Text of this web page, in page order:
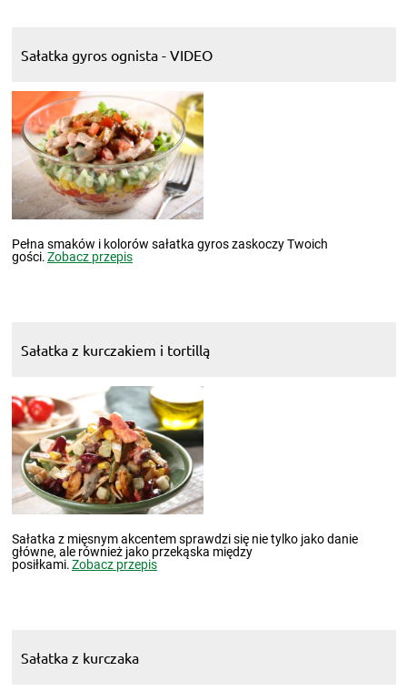
Sałatka gyros ognista - VIDEO
Pełna smaków i kolorów sałatka gyros zaskoczy Twoich
gości.Zobacz przepis
Sałatka z kurczakiem i tortillą
Sałatka z mięsnym akcentem sprawdzi się nie tylko jako danie
główne, ale również jako przekąska między
posiłkami.Zobacz przepis
Sałatka z kurczaka